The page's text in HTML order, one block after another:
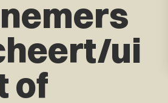
ui
of